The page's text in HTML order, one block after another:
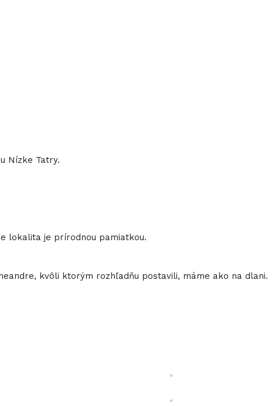
Nízke Tatry.
lokalita je prírodnou pamiatkou.
kvôli ktorým rozhľadňu postavili, máme ako na dlani.